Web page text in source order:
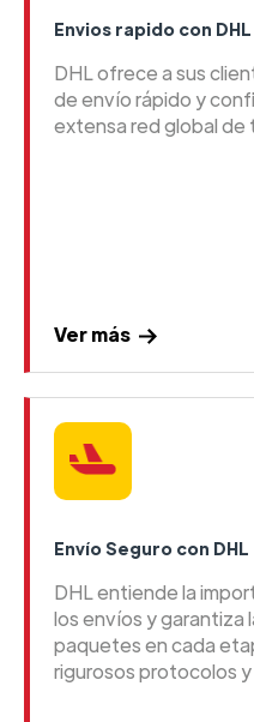
Envios rapido con DHL
DHL ofrece a sus
de envío rápido y
extensa red global
Ver más
Envío Seguro con DHL
DHL entiende la
los envíos y garantiza
paquetes en cada
rigurosos protocolos